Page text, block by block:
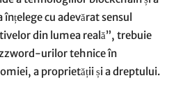
cu adevărat sensul
din lumea reală”, trebuie
urilor tehnice în
a proprietății și a dreptului.